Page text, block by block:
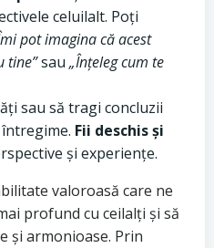
celuilalt. Poți
pot imagina că acest
tine”sau „Înțeleg cum te
sau să tragi concluzii
Fii deschis și
și experiențe.
valoroasă care ne
profund cu ceilalți și să
și armonioase. Prin